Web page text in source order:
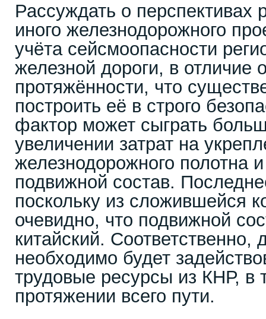
Рассуждать о перспективах
иного железнодорожного
учёта сейсмоопасности
железной дороги, в
протяжённости, что
построить её в строго
фактор может сыграть
увеличении затрат на
железнодорожного полотна
подвижной состав.
поскольку из сложившейся
очевидно, что подвижной
китайский. Соответственно,
необходимо будет
трудовые ресурсы из КНР, в
протяжении всего пути.